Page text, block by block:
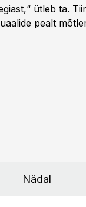
ütleb ta.
pealt
Nädal